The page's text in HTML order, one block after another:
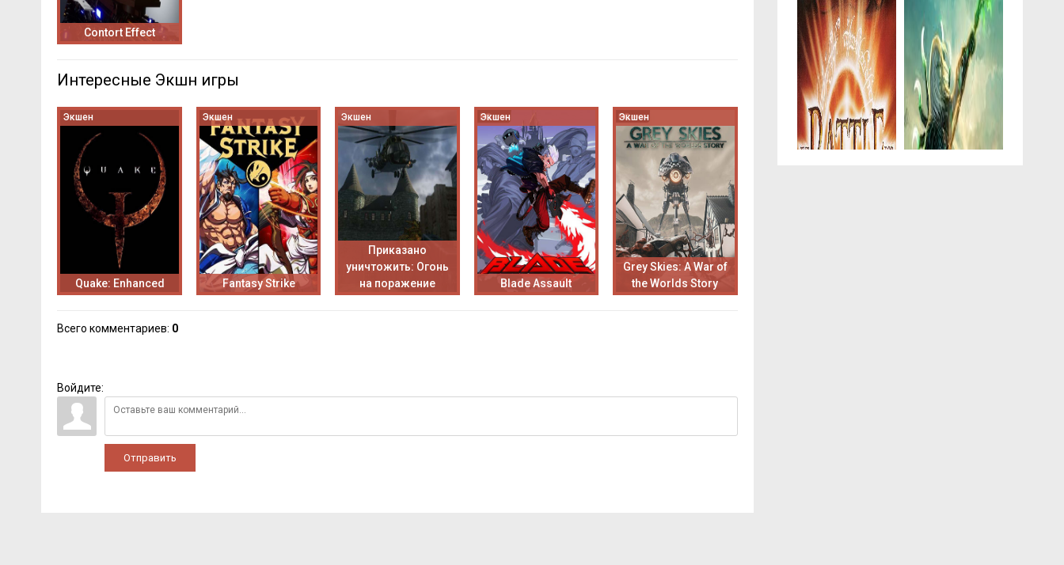
Contort Effect
Интересные Экшн игры
Экшен
Quake: Enhanced
Экшен
Fantasy Strike
Экшен
Приказано
уничтожить: Огонь
на поражение
Экшен
Blade Assault
Экшен
Grey Skies: A War of
the Worlds Story
Всего комментариев: 0
Войдите:
Отправить